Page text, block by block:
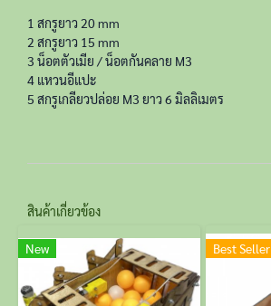
1 สกรูยาว 20 mm
2 สกรูยาว 15 mm
3 น็อตตัวเมีย / น็อตกันคลาย M3
4 แหวนอีแปะ
5 สกรูเกลียวปล่อย M3 ยาว 6 มิลลิเมตร
สินค้าเกี่ยวข้อง
New Best Seller